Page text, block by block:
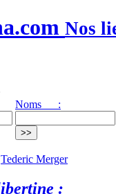
Nos
Noms :
Tederic Merger
: